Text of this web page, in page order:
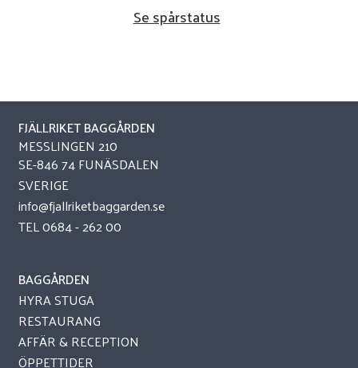
Se spårstatus
FJÄLLRIKET BAGGÅRDEN
MESSLINGEN 210
SE-846 74 FUNÄSDALEN
SVERIGE
info@fjallriketbaggarden.se
TEL0684 - 262 00
BAGGÅRDEN
HYRA STUGA
RESTAURANG
AFFÄR & RECEPTION
ÖPPETTIDER